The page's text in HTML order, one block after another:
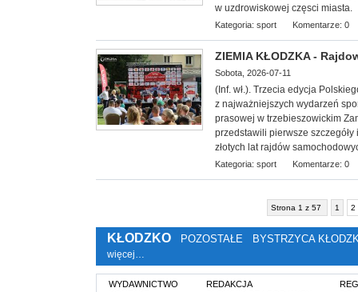
w uzdrowiskowej częsci miasta.
Kategoria: sport Komentarze: 0
ZIEMIA KŁODZKA -
Sobota, 2026-07-11
(Inf. wł.). Trzecia edycja
z najważniejszych wydarzeń
prasowej w trzebieszowickim
przedstawili pierwsze
złotych lat rajdów
Kategoria: sport Komentarze: 0
Strona 1 z 57 1 2
KŁODZKO POZOSTAŁE BYSTRZYCA
więcej…
WYDAWNICTWO
REDAKCJA